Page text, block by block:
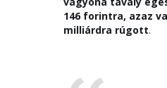
146 forintra, azaz
milliárdra rúgott.